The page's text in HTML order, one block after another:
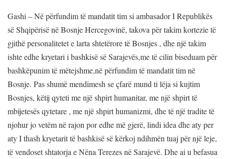
Gashi – Në përfundim të mandatit tim si ambasador I Republikës
së Shqipërisë në Bosnje Hercegovinë, takova për takim kortezie të
gjithë personalitetet e larta shtetërore të Bosnjes , dhe një takim
ishte edhe kryetari i bashkisë së Sarajevës,me të cilin biseduam për
bashkëpunim të mëtejshme,në përfundim të mandatit tim në
Bosnje. Pas shumë mendimesh se çfarë mund ti lëja si kujtim
Bosnjes, këtij qyteti me një shpirt humanitar, me një shpirt të
mbijetesës qytetare , me një shpirt humanizmi, dhe të një tradite të
njohur jo vetëm në rajon por edhe më gjerë, lindi idea dhe aty per
aty I thash kryetarit të bashkisë së kërkoj ndihmën tuaj për një leje,
të vendoset shtatorja e Nëna Terezes në Sarajevë. Dhe ai u befasua